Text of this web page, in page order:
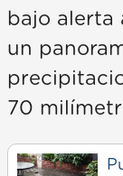
bajo alerta
un
70